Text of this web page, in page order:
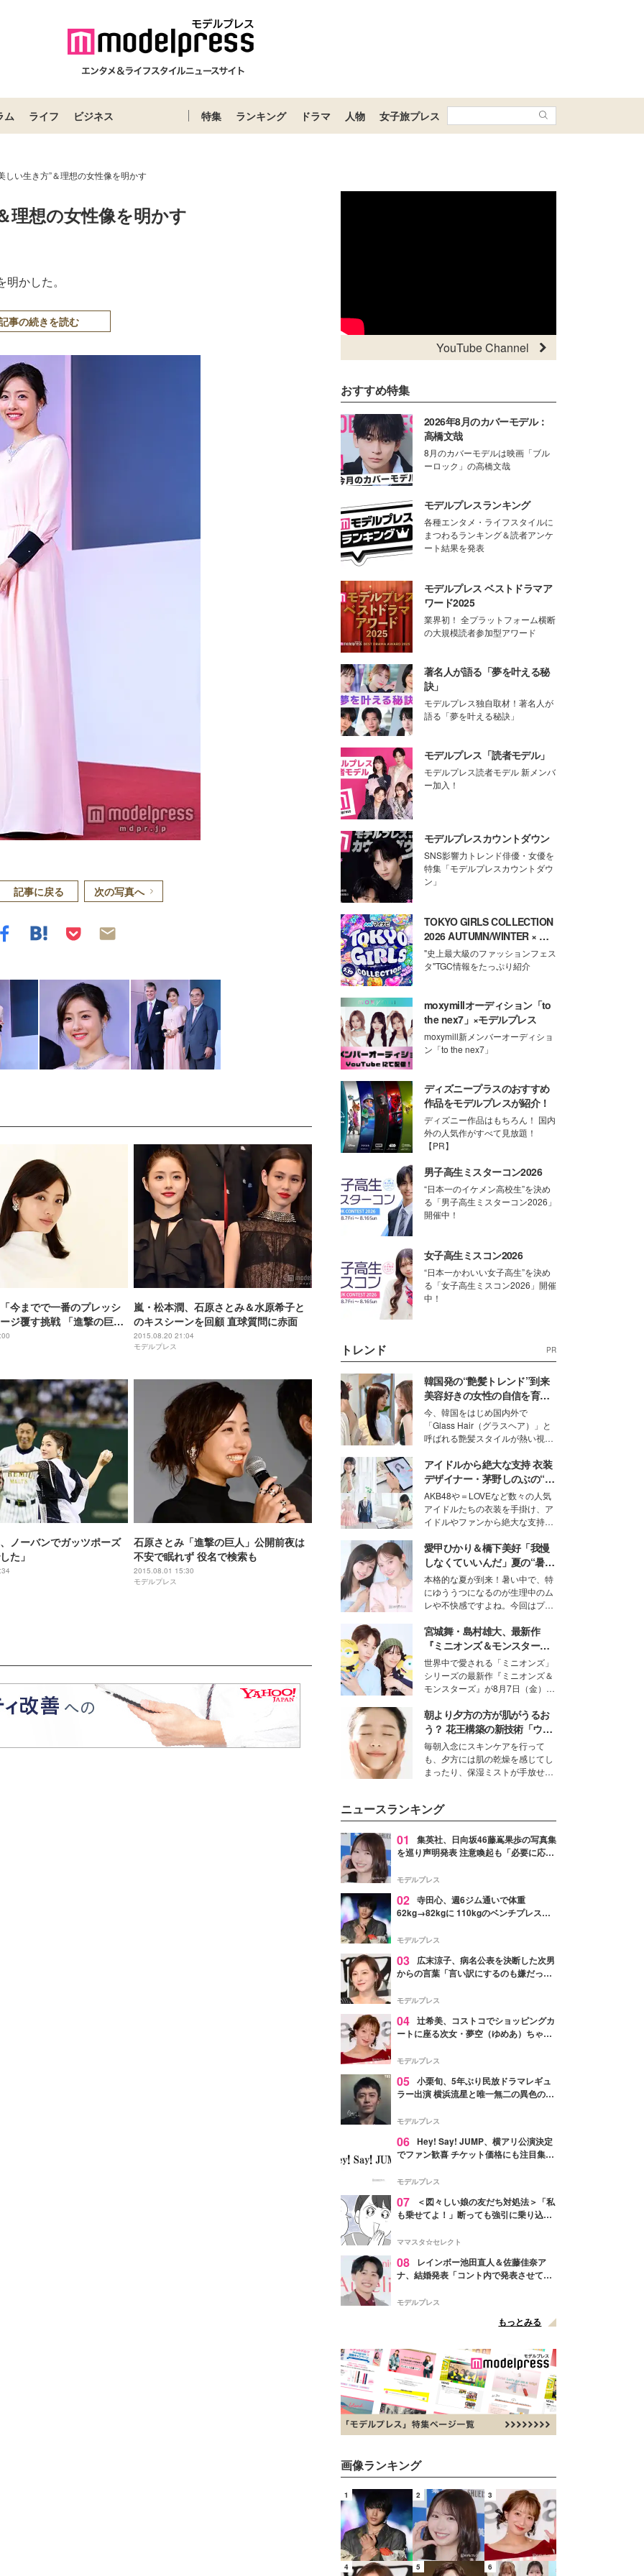
ム ライフ ビジネス 特集 ランキング ドラマ 人物 女子旅プレス
しい生き方”＆理想の女性像を明かす
理想の女性像を明かす
かした。
事の続きを読む
記事に戻る 次の写真へ
今までで一番のプレッシ
す挑戦 「進撃の巨
ノとは？モデルプレスイ
嵐・松本潤、石原さとみ＆水原希子と
のキスシーンを回顧 直球質問に赤面
2015.08.20 21:04
モデルプレス
ノーバンでガッツポーズ
た」
石原さとみ「進撃の巨人」公開前夜は
不安で眠れず 役名で検索も
2015.08.01 15:30
モデルプレス
YouTube Channel
おすすめ特集
2026年8月のカバーモデル：
高橋文哉
8月のカバーモデルは映画「ブル
ーロック」の高橋文哉
モデルプレスランキング
各種エンタメ・ライフスタイルに
まつわるランキング＆読者アンケ
ート結果を発表
モデルプレス ベストドラマア
ワード2025
業界初！ 全プラットフォーム横断
の大規模読者参加型アワード
著名人が語る「夢を叶える秘
訣」
モデルプレス独自取材！著名人が
語る「夢を叶える秘訣」
モデルプレス「読者モデル」
モデルプレス読者モデル 新メンバ
ー加入！
モデルプレスカウントダウン
SNS影響力トレンド俳優・女優を
特集「モデルプレスカウントダウ
ン」
TOKYO GIRLS COLLECTION
2026 AUTUMN/WINTER × モ
デルプレス
"史上最大級のファッションフェス
タ"TGC情報をたっぷり紹介
moxymillオーディション「to
the nex7」×モデルプレス
moxymill新メンバーオーディショ
ン「to the nex7」
ディズニープラスのおすすめ
作品をモデルプレスが紹介！
ディズニー作品はもちろん！ 国内
外の人気作がすべて見放題！
【PR】
男子高生ミスターコン2026
“日本一のイケメン高校生”を決め
る「男子高生ミスターコン2026」
開催中！
女子高生ミスコン2026
“日本一かわいい女子高生”を決め
る「女子高生ミスコン2026」開催
中！
トレンド PR
韓国発の“艶髪トレンド”到来
美容好きの女性の自信を育む
「ヘアケア事情」って？
今、韓国をはじめ国内外で
「Glass Hair（グラスヘア）」と
呼ばれる艶髪スタイルが熱い視線
ションの完成度を高めるベースと
して、“髪そのものの美しさ”に改
めて注目する人が増えている様
子。今回は、そんな憧れの艶やか
な髪を日常で叶える、美容好きの
女性たちのヘアケア事情を紹介し
ます。
アイドルから絶大な支持 衣装
デザイナー・茅野しのぶの“可
愛い”を作る美学＜「シチズン
クロスシー」インタビュー＞
AKB48や＝LOVEなど数々の人気
アイドルたちの衣装を手掛け、ア
イドルやファンから絶大な支持を
取締役兼クリエイティブディレク
ター・茅野しのぶ。一人ひとりの
個性に寄り添い、魅力を引き出す
衣装作りは、多くの女性たちに勇
気と自信を与え続けている。
愛甲ひかり＆橋下美好「我慢
しなくていいんだ」夏の“暑さ
対策”の新しい選択肢とは？
本格的な夏が到来！暑い中で、特
にゆううつになるのが生理中のム
レや不快感ですよね。今回はプラ
モデル・愛甲ひかりさんと橋下美
好さんを迎えて本音で女子会トー
ク。猛暑のお出かけを快適に過ご
すヒントや、2人が感動した夏の
生理の新常識にも迫りました。
宮城舞・島村雄大、最新作
『ミニオンズ＆モンスター
ズ』の魅力熱弁 ハチャメチャ
だけじゃない“友情と絆”に感
動
世界中で愛される「ミニオンズ」
シリーズの最新作『ミニオンズ＆
モンスターズ』が8月7日（金）に
ニオン好き”という共通点を持つモ
デルの宮城舞と島村雄大の特別対
談をお届け！それぞれの視点か
ら、今作ならではの魅力や予想外
の感動をもたらす奥深いストーリ
ーについて熱く語り合ってもらっ
朝より夕方の方が肌がうるお
う？ 花王構築の新技術「ウォ
ーターキャプチャリングスキ
ン（捕水肌）」がスキンケア
の常識を変える予感
毎朝入念にスキンケアを行って
も、夕方には肌の乾燥を感じてし
まったり、保湿ミストが手放せな
性を秘めた、革新的な「Water
Capturing Skin（ウォーターキャ
プチャリングスキン：捕水肌）」
技術を、花王が構築した。
ニュースランキング
01
集英社、日向坂46藤嶌果歩の写真集
を巡り声明発表 注意喚起も「必要に応じ
モデルプレス
02 寺田心、週6ジム通いで体重
62kg→82kgに 110kgのベンチプレス持
「かっこいい」と反響
モデルプレス
03
広末涼子、病名公表を決断した次男
からの言葉「言い訳にするのも嫌だっ
モデルプレス
04 辻希美、コストコでショッピングカ
ートに座る次女・夢空（ゆめあ）ちゃん
ぎ」「成長を感じる」の声
モデルプレス
05 小栗旬、5年ぶり民放ドラマレギュ
ラー出演 横浜流星と唯一無二の異色のバ
モデルプレス
06 Hey! Say! JUMP、横アリ公演決定
でファン歓喜 チケット価格にも注目集ま
モデルプレス
07
＜図々しい娘の友だち対処法＞「私
も乗せてよ！」断っても強引に乗り込ん
ママスタ☆セレクト
08
レインボー池田直人＆佐藤佳奈ア
ナ、結婚発表「コント内で発表させてい
点変更のため
モデルプレス
もっとみる
画像ランキング
1 2 3
4 5 6